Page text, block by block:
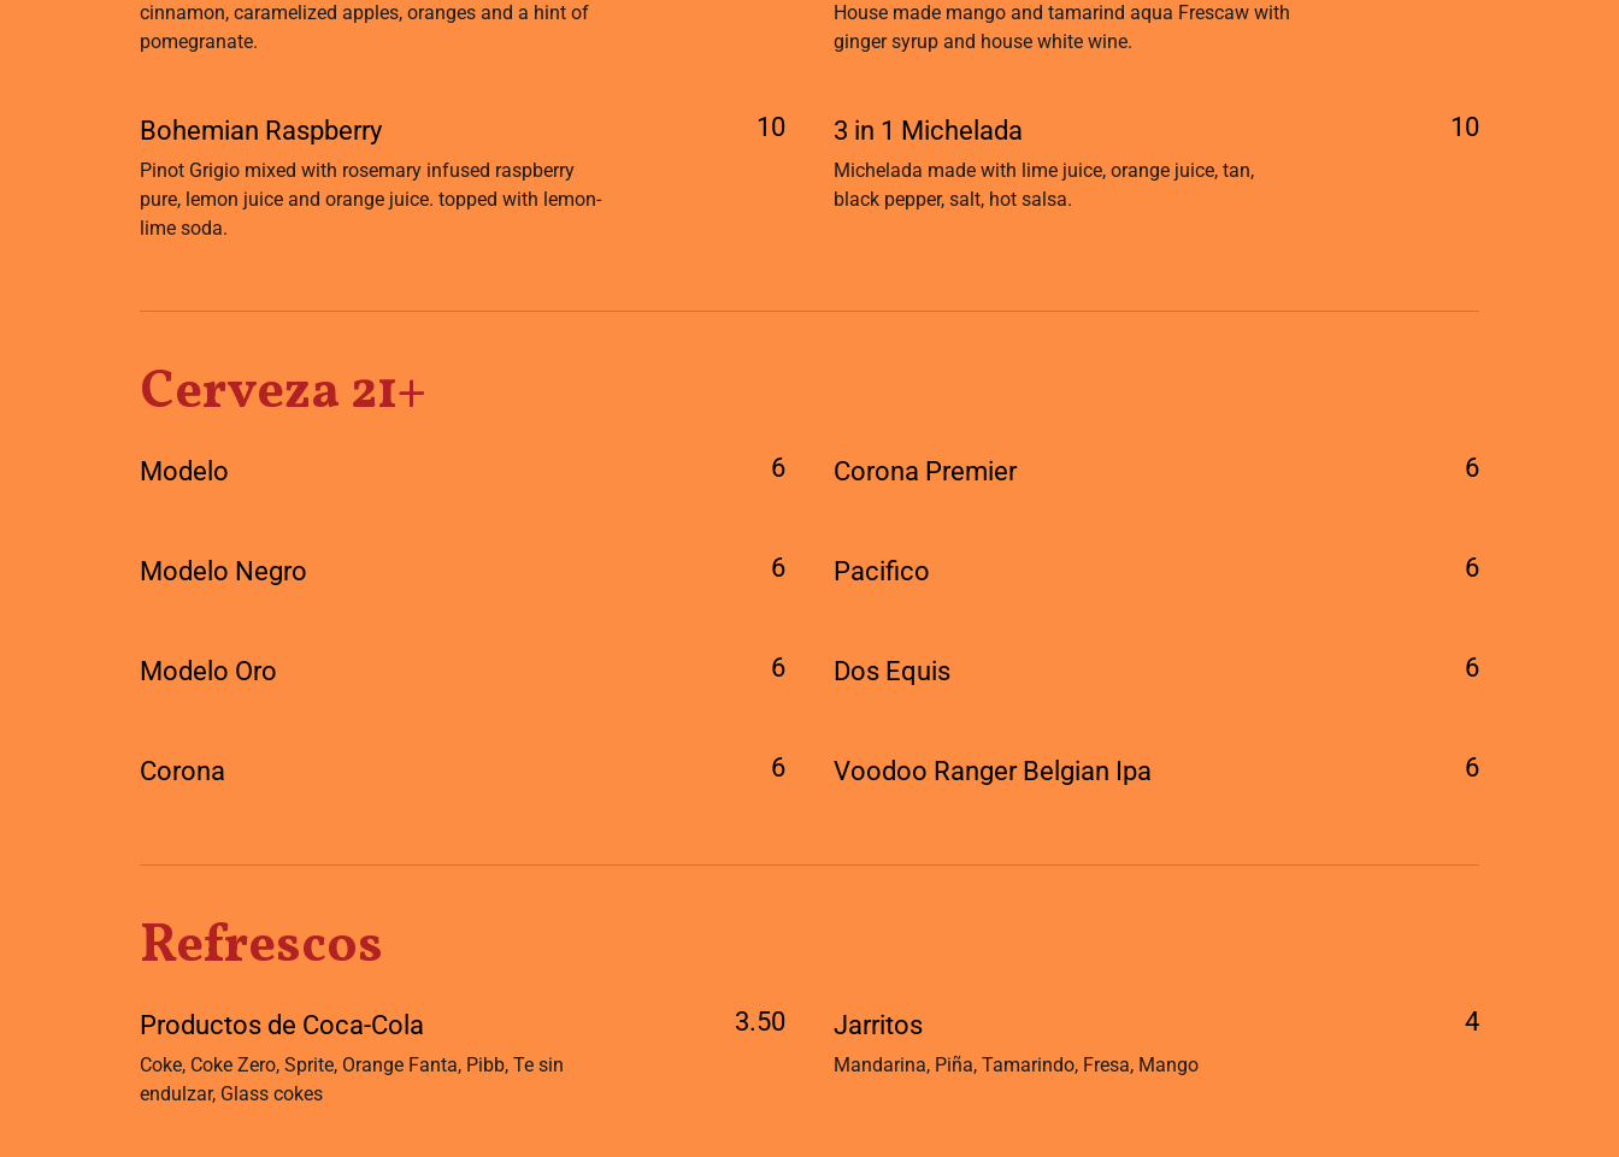
cinnamon, caramelized apples, oranges and a hint of
pomegranate.
Bohemian Raspberry 10
Pinot Grigio mixed with rosemary infused raspberry
pure, lemon juice and orange juice. topped with lemon-
lime soda.
House made mango and tamarind aqua Frescaw with
ginger syrup and house white wine.
3 in 1 Michelada 10
Michelada made with lime juice, orange juice, tan,
black pepper, salt, hot salsa.
Cerveza 21+
Modelo 6
Modelo Negro 6
Modelo Oro 6
Corona 6
Corona Premier 6
Pacifico 6
Dos Equis 6
Voodoo Ranger Belgian Ipa 6
Refrescos
Productos de Coca-Cola 3.50
Coke, Coke Zero, Sprite, Orange Fanta, Pibb, Te sin
endulzar, Glass cokes
Jarritos 4
Mandarina, Piña, Tamarindo, Fresa, Mango